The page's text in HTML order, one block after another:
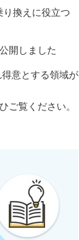
り換えに役立つ
開しました
意とする領域が
ご覧ください。